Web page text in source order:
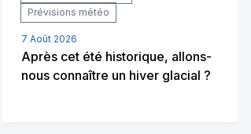
Prévisions météo
7 Août 2026
Après cet été historique, allons-
nous connaître un hiver glacial ?